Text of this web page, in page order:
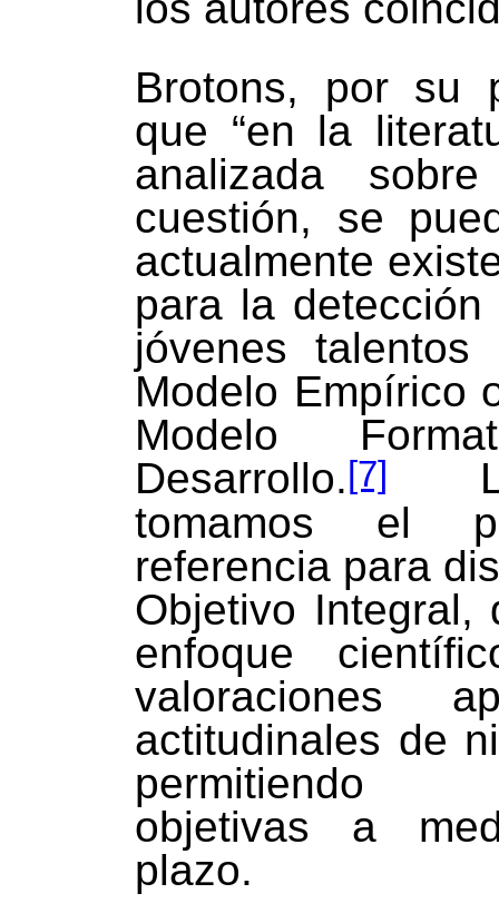
Brotons, por su
que “en la
analizada
cuestión, se
actualmente
para la
jóvenes talentos
Modelo Empírico
Modelo
Desarrollo. [7]
tomamos el
referencia para
Objetivo Integral,
enfoque
valoraciones
actitudinales de
permitiendo
objetivas a
plazo.